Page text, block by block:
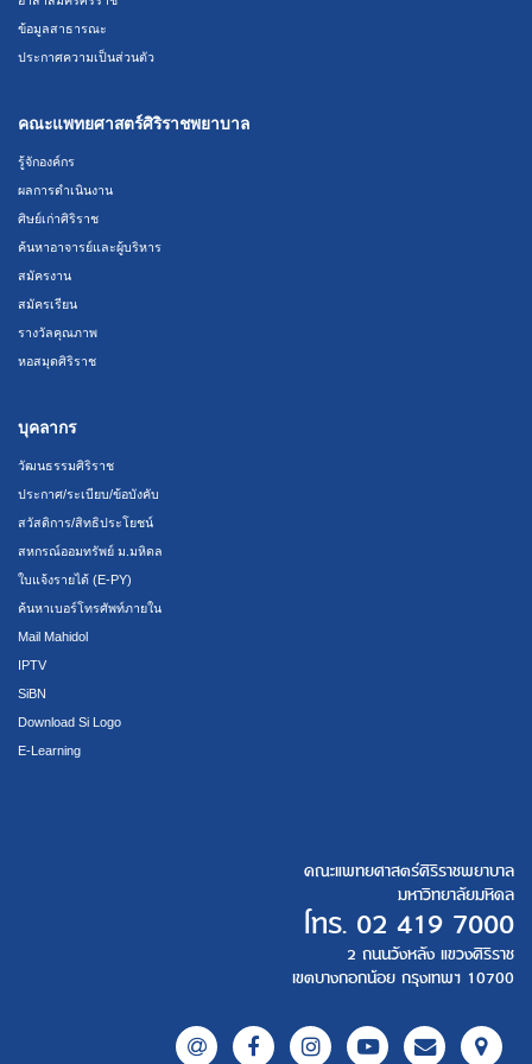
ข้อมูลสาธารณะ
ประกาศความเป็นส่วนตัว
คณะแพทยศาสตร์ศิริราชพยาบาล
รู้จักองค์กร
ผลการดำเนินงาน
ศิษย์เก่าศิริราช
ค้นหาอาจารย์และผู้บริหาร
สมัครงาน
สมัครเรียน
รางวัลคุณภาพ
หอสมุดศิริราช
บุคลากร
วัฒนธรรมศิริราช
ประกาศ/ระเบียบ/ข้อบังคับ
สวัสดิการ/สิทธิประโยชน์
สหกรณ์ออมทรัพย์ ม.มหิดล
ใบแจ้งรายได้ (E-PY)
ค้นหาเบอร์โทรศัพท์ภายใน
Mail Mahidol
IPTV
SiBN
Download Si Logo
E-Learning
คณะแพทยศาสตร์ศิริราชพยาบาล
มหาวิทยาลัยมหิดล
โทร. 02 419 7000
2 ถนนวังหลัง แขวงศิริราช
เขตบางกอกน้อย กรุงเทพฯ 10700